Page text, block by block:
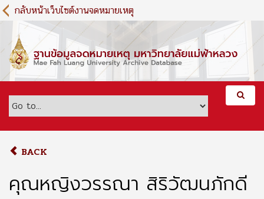
S
k
m
c
กลับหน้าเว็บไซต์งานจดหมายเหตุ
BACK
คุณหญิงวรรณา สิริวัฒนภักดี